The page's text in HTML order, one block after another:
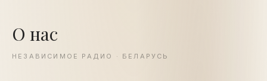
О нас
НЕЗАВИСИМОЕ РАДИО · БЕЛАРУСЬ